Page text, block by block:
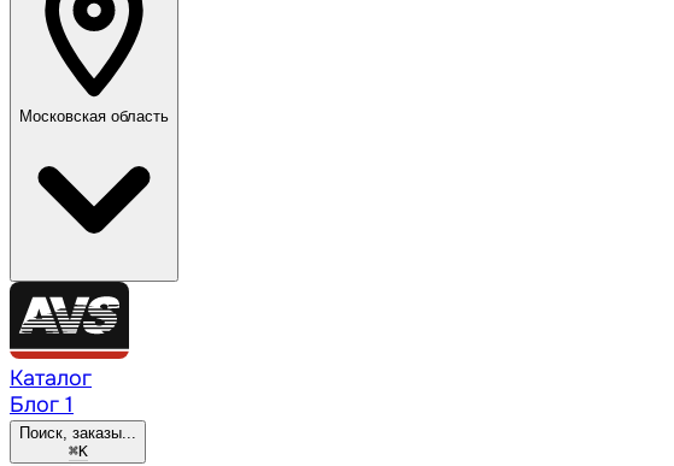
Московская область
Каталог
Блог 1
Поиск, заказы...
⌘K